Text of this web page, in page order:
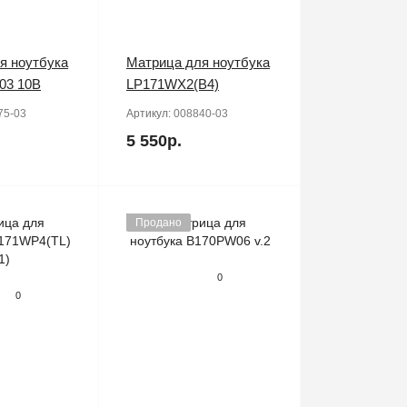
ноутбука
10B
03
Матрица для ноутбука
LP171WX2(B4)
Артикул: 008840-03
5 550р.
0
Продано
0